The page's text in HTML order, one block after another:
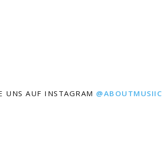
UNS AUF INSTAGRAM @ABOUTMUSIIC